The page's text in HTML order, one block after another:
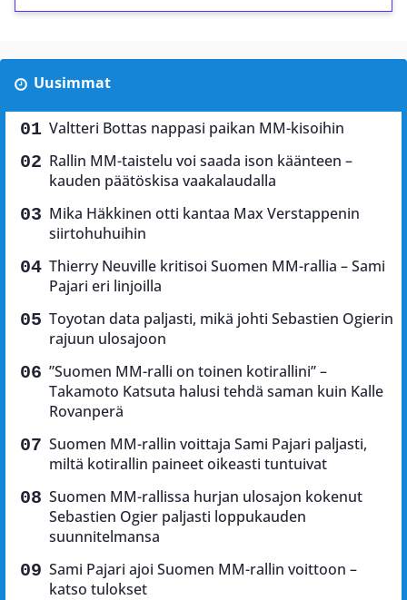
Uusimmat
Valtteri Bottas nappasi paikan MM-kisoihin
Rallin MM-taistelu voi saada ison käänteen –
kauden päätöskisa vaakalaudalla
Mika Häkkinen otti kantaa Max Verstappenin
siirtohuhuihin
Thierry Neuville kritisoi Suomen MM-rallia – Sami
Pajari eri linjoilla
Toyotan data paljasti, mikä johti Sebastien Ogierin
rajuun ulosajoon
”Suomen MM-ralli on toinen kotirallini” –
Takamoto Katsuta halusi tehdä saman kuin Kalle
Rovanperä
Suomen MM-rallin voittaja Sami Pajari paljasti,
miltä kotirallin paineet oikeasti tuntuivat
Suomen MM-rallissa hurjan ulosajon kokenut
Sebastien Ogier paljasti loppukauden
suunnitelmansa
Sami Pajari ajoi Suomen MM-rallin voittoon –
katso tulokset